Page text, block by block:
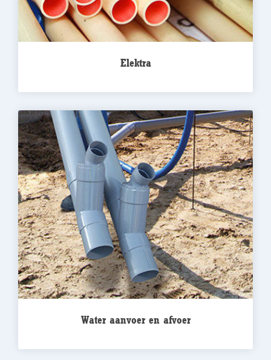
Elektra
Water aanvoer en afvoer